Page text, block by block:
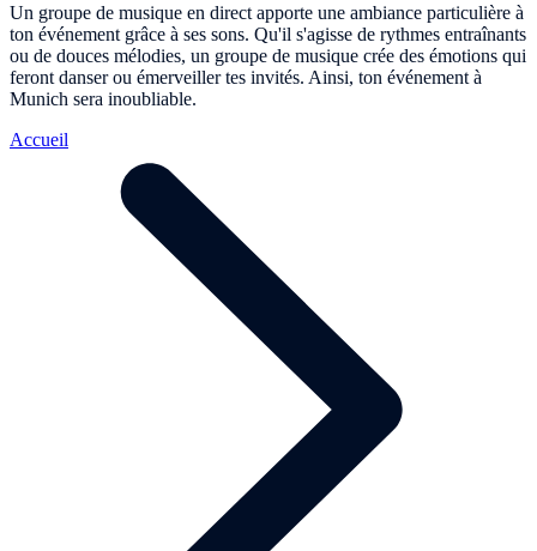
Un groupe de musique en direct apporte une ambiance particulière à
ton événement grâce à ses sons. Qu'il s'agisse de rythmes entraînants
ou de douces mélodies, un groupe de musique crée des émotions qui
feront danser ou émerveiller tes invités. Ainsi, ton événement à
Munich sera inoubliable.
Accueil